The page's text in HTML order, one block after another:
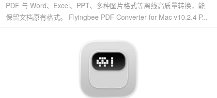
PDF 与 Word、Excel、PPT、多种图片格式等离线高质量转换，能
保留文档原有格式。 Flyingbee PDF Converter for Mac v10.2.4 P...